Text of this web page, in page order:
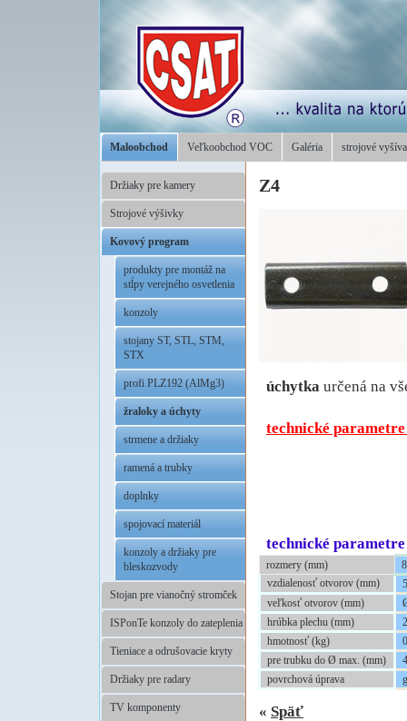
Maloobchod Veľkoobchod VOC Galéria strojové
Držiaky pre kamery
Strojové výšivky
Kovový program
produkty pre montáž na
stĺpy verejného osvetlenia
konzoly
stojany ST, STL, STM,
STX
profi PLZ192 (AlMg3)
žraloky a úchyty
strmene a držiaky
ramená a trubky
doplnky
spojovací materiál
konzoly a držiaky pre
bleskozvody
Stojan pre vianočný stromček
ISPonTe konzoly do zateplenia
Tieniace a odrušovacie kryty
Držiaky pre radary
TV komponenty
Z4
úchytka určená na
technické
technické parametre
rozmery (mm)
vzdialenosť otvorov (mm)
veľkosť otvorov (mm)
hrúbka plechu (mm)
hmotnosť (kg)
pre trubku do Ø max. (mm)
povrchová úprava
« Späť